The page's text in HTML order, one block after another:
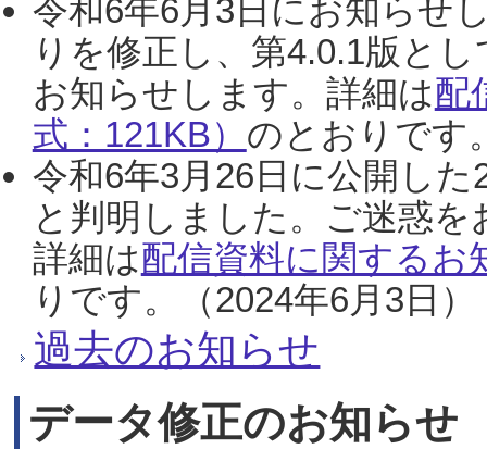
令和6年6月3日にお知らせ
りを修正し、第4.0.1版と
お知らせします。詳細は配
式：121KB） のとおりです
令和6年3月26日に公開し
と判明しました。ご迷惑
詳細は配信資料に関するお
りです。（2024年6月3日）
過去のお知らせ
データ修正のお知らせ